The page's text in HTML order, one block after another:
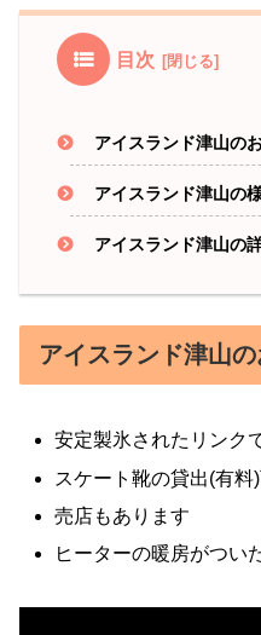
目次
アイスランド津山の
アイスランド津山の
アイスランド津山の
アイスランド津山
安定製氷されたリンク
スケート靴の貸出(有料
売店もあります
ヒーターの暖房がつい